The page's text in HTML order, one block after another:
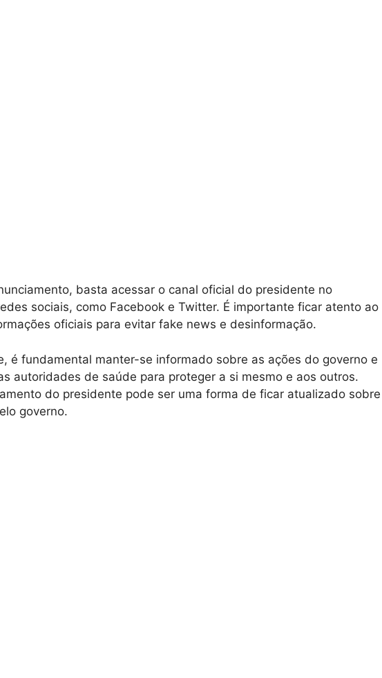
basta acessar o canal oficial do presidente no
sociais, como Facebook e Twitter. É importante ficar atento ao
oficiais para evitar fake news e desinformação.
é fundamental manter-se informado sobre as ações do governo e
autoridades de saúde para proteger a si mesmo e aos outros.
do presidente pode ser uma forma de ficar atualizado sobre
governo.